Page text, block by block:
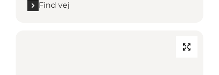
Find vej